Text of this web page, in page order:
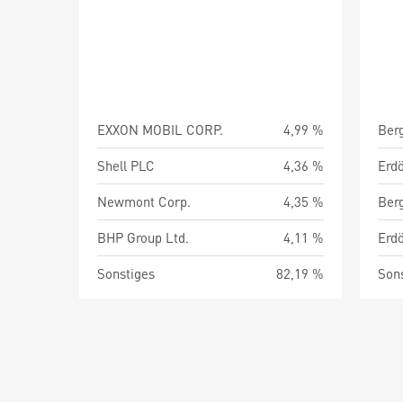
EXXON MOBIL CORP.
4,99 %
Shell PLC
4,36 %
Newmont Corp.
4,35 %
BHP Group Ltd.
4,11 %
Sonstiges
82,19 %